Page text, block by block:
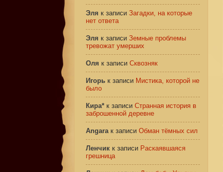
Эля к записи Загадки, на которые
нет ответа
Эля к записи Земные проблемы
тревожат умерших
Оля к записи Сквозняк
Игорь к записи Мистика, которой не
было
Кира* к записи Странная история в
заброшенной деревне
Angaraк записи Обман тёмных сил
Ленчик к записи Раскаявшаяся
грешница